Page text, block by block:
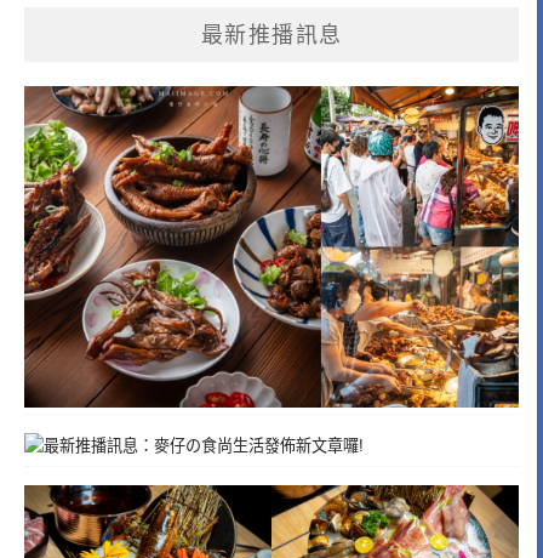
最新推播訊息